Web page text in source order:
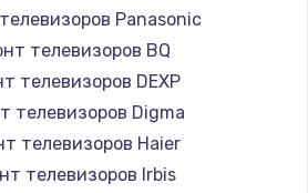
Заказать
микросхемы NFC
1100 руб.
Заказать
Panasonic
телевизоров BQ
телевизоров DEXP
телевизоров Digma
телевизоров Haier
телевизоров Irbis